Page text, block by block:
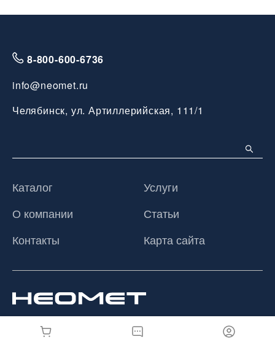
8-800-600-6736
info@neomet.ru
Челябинск, ул. Артиллерийская, 111/1
Каталог
Услуги
О компании
Статьи
Контакты
Карта сайта
© 2026 ООО «Неомет», Все права защищены